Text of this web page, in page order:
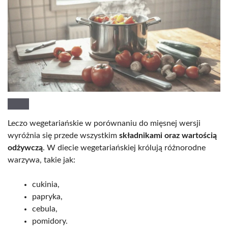
Leczo wegetariańskie w porównaniu do mięsnej wersji
wyróżnia się przede wszystkim składnikami oraz wartością
odżywczą. W diecie wegetariańskiej królują różnorodne
warzywa, takie jak:
cukinia,
papryka,
cebula,
pomidory.